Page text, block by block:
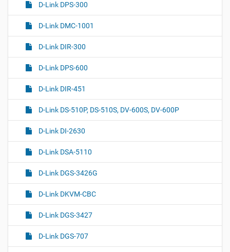
D-Link DPS-300
D-Link DMC-1001
D-Link DIR-300
D-Link DPS-600
D-Link DIR-451
D-Link DS-510P, DS-510S, DV-600S, DV-600P
D-Link DI-2630
D-Link DSA-5110
D-Link DGS-3426G
D-Link DKVM-CBC
D-Link DGS-3427
D-Link DGS-707